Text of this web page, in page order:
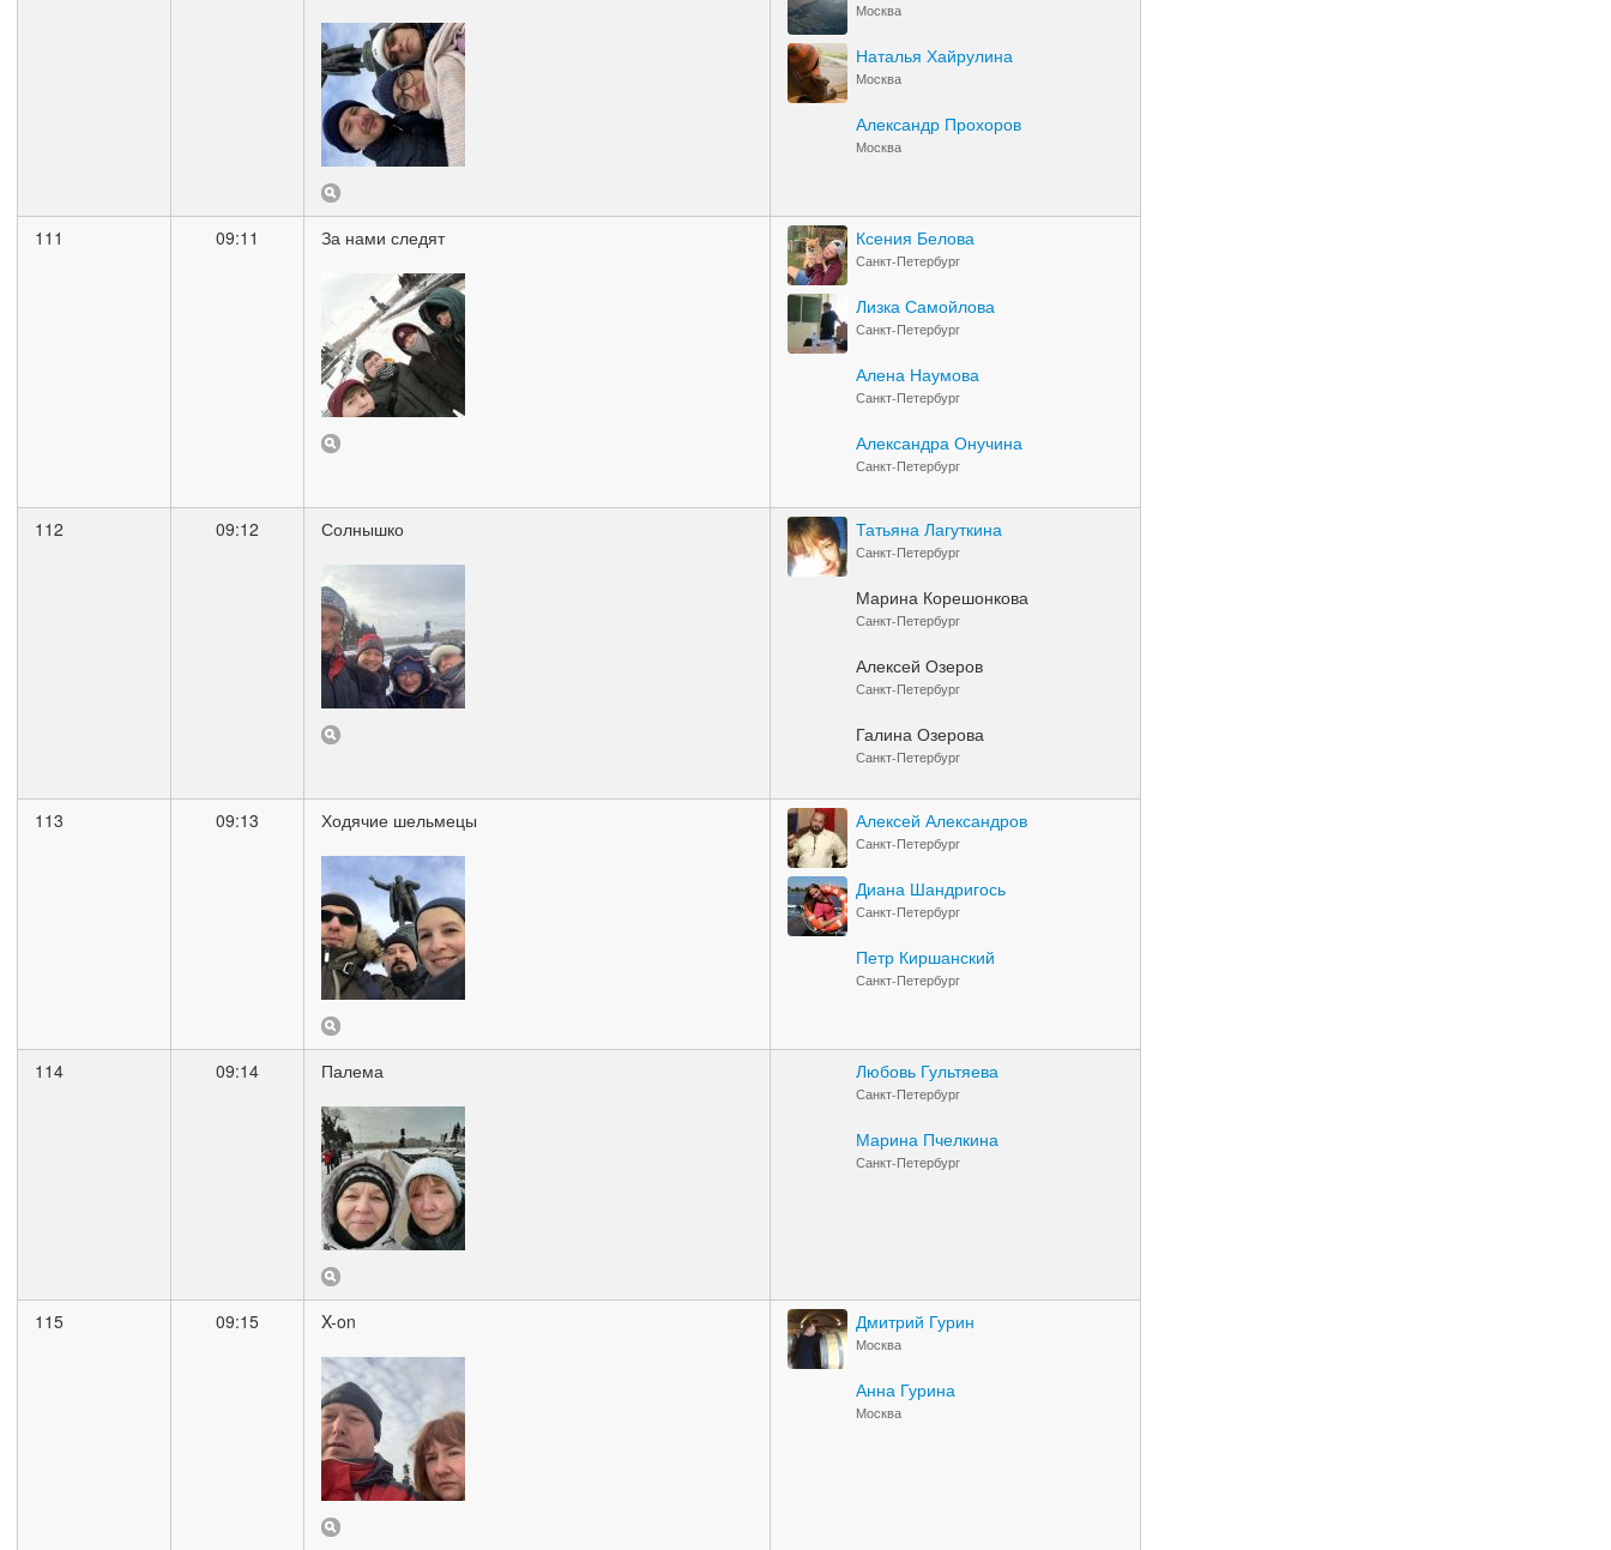
Москва
Наталья Хайрулина
Москва
Александр Прохоров
Москва
111 09:11 За нами следят Ксения Белова
Санкт-Петербург
Лизка Самойлова
Санкт-Петербург
Алена Наумова
Санкт-Петербург
Александра Онучина
Санкт-Петербург
112 09:12 Солнышко Татьяна Лагуткина
Санкт-Петербург
Марина Корешонкова
Санкт-Петербург
Алексей Озеров
Санкт-Петербург
Галина Озерова
Санкт-Петербург
113 09:13 Ходячие шельмецы Алексей Александров
Санкт-Петербург
Диана Шандригось
Санкт-Петербург
Петр Киршанский
Санкт-Петербург
114 09:14 Палема Любовь Гультяева
Санкт-Петербург
Марина Пчелкина
Санкт-Петербург
115 09:15 X-on Дмитрий Гурин
Москва
Анна Гурина
Москва